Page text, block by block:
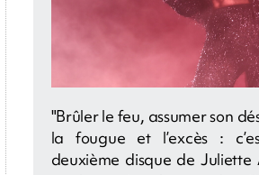
"Brûler le feu, assumer son
la fougue et l’excès :
deuxième disque de